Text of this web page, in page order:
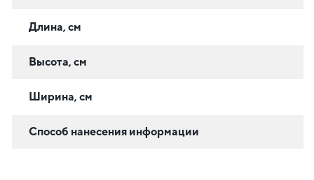
Длина, см
Высота, см
Ширина, см
Способ нанесения информации